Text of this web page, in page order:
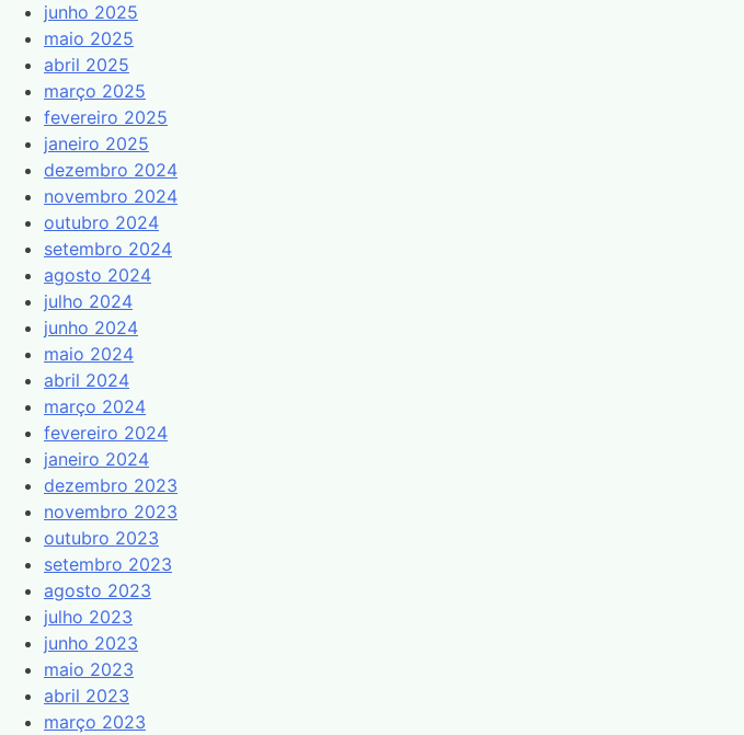
junho 2025
maio 2025
abril 2025
março 2025
fevereiro 2025
janeiro 2025
dezembro 2024
novembro 2024
outubro 2024
setembro 2024
agosto 2024
julho 2024
junho 2024
maio 2024
abril 2024
março 2024
fevereiro 2024
janeiro 2024
dezembro 2023
novembro 2023
outubro 2023
setembro 2023
agosto 2023
julho 2023
junho 2023
maio 2023
abril 2023
março 2023